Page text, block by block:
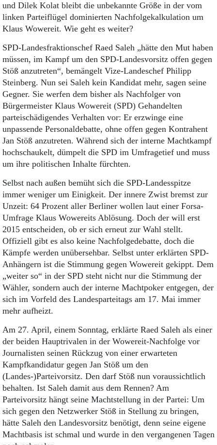
und Dilek Kolat bleibt die unbekannte Größe in der vom
linken Parteiflügel dominierten Nachfolgekalkulation um
Klaus Wowereit. Wie geht es weiter?
SPD-Landesfraktionschef Raed Saleh „hätte den Mut haben
müssen, im Kampf um den SPD-Landesvorsitz offen gegen
Stöß anzutreten“, bemängelt Vize-Landeschef Philipp
Steinberg. Nun sei Saleh kein Kandidat mehr, sagen seine
Gegner. Sie werfen dem bisher als Nachfolger von
Bürgermeister Klaus Wowereit (SPD) Gehandelten
parteischädigendes Verhalten vor: Er erzwinge eine
unpassende Personaldebatte, ohne offen gegen Kontrahent
Jan Stöß anzutreten. Während sich der interne Machtkampf
hochschaukelt, dümpelt die SPD im Umfragetief und muss
um ihre politischen Inhalte fürchten.
Selbst nach außen bemüht sich die SPD-Landesspitze
immer weniger um Einigkeit. Der innere Zwist bremst zur
Unzeit: 64 Prozent aller Berliner wollen laut einer Forsa-
Umfrage Klaus Wowereits Ablösung. Doch der will erst
2015 entscheiden, ob er sich erneut zur Wahl stellt.
Offiziell gibt es also keine Nachfolgedebatte, doch die
Kämpfe werden unübersehbar. Selbst unter erklärten SPD-
Anhängern ist die Stimmung gegen Wowereit gekippt. Dem
„weiter so“ in der SPD steht nicht nur die Stimmung der
Wähler, sondern auch der interne Machtpoker entgegen, der
sich im Vorfeld des Landesparteitags am 17. Mai immer
mehr aufheizt.
Am 27. April, einem Sonntag, erklärte Raed Saleh als einer
der beiden Hauptrivalen in der Wowereit-Nachfolge vor
Journalisten seinen Rückzug von einer erwarteten
Kampfkandidatur gegen Jan Stöß um den
(Landes-)Parteivorsitz. Den darf Stöß nun voraussichtlich
behalten. Ist Saleh damit aus dem Rennen? Am
Parteivorsitz hängt seine Machtstellung in der Partei: Um
sich gegen den Netzwerker Stöß in Stellung zu bringen,
hätte Saleh den Landesvorsitz benötigt, denn seine eigene
Machtbasis ist schmal und wurde in den vergangenen Tagen